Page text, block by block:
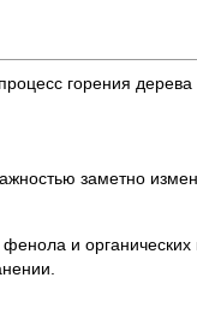
горения
заметно
и органических